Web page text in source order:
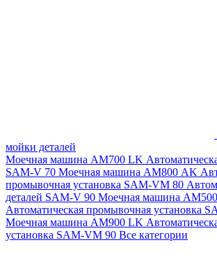
мойки деталей
Моечная машина AM700 LK
SAM-V 70 Моечная машина АМ800 AK
промывочная установка SAM-VM 80
деталей SAM-V 90 Моечная машина
Автоматическая промывочная установка
Моечная машина AM900 LK
установка SAM-VM 90 Все категории